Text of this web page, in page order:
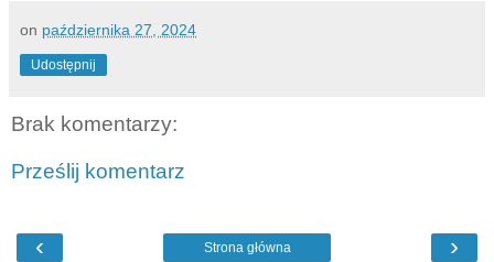
on października 27, 2024
Udostępnij
Brak komentarzy:
Prześlij komentarz
‹ ›
Strona główna